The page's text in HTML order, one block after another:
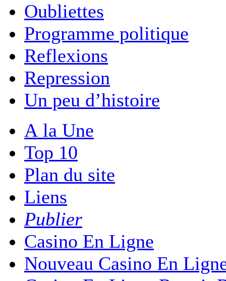
Oubliettes
Programme politique
Reflexions
Repression
Un peu d’histoire
A la Une
Top 10
Plan du site
Liens
Publier
Casino En Ligne
Nouveau Casino En